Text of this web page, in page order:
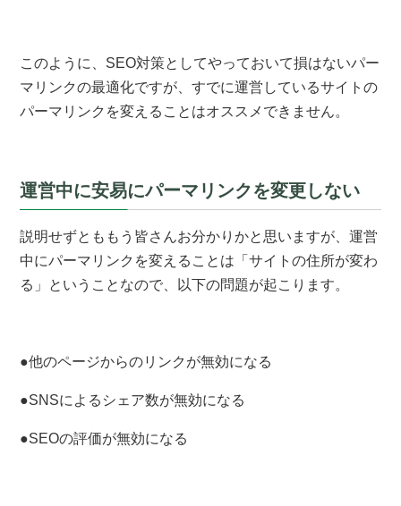
このように、SEO対策としてやっておいて損はないパー
マリンクの最適化ですが、すでに運営しているサイトの
パーマリンクを変えることはオススメできません。
運営中に安易にパーマリンクを変更しない
説明せずとももう皆さんお分かりかと思いますが、運営
中にパーマリンクを変えることは「サイトの住所が変わ
る」ということなので、以下の問題が起こります。
●他のページからのリンクが無効になる
●SNSによるシェア数が無効になる
●SEOの評価が無効になる